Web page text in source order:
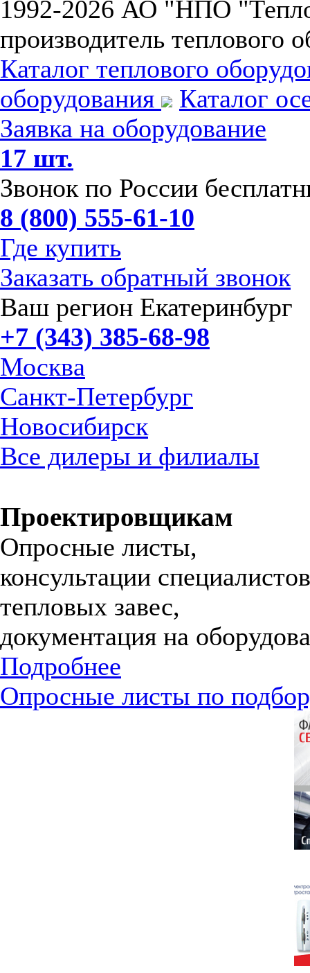
1992-2026 АО "НПО
производитель теплового
Каталог теплового
оборудования
Каталог
Заявка на оборудование
17 шт.
Звонок по России
8 (800) 555-61-10
Где купить
Заказать обратный звонок
Ваш регион Екатеринбург
+7 (343) 385-68-98
Москва
Санкт-Петербург
Новосибирск
Все дилеры и филиалы
Проектировщикам
Опросные листы,
консультации
тепловых завес,
документация на
Подробнее
Опросные листы по